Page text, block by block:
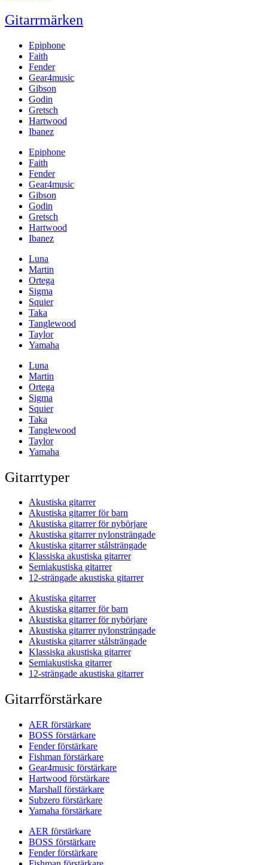
Gitarrmärken
Epiphone
Faith
Fender
Gear4music
Gibson
Godin
Gretsch
Hartwood
Ibanez
Epiphone
Faith
Fender
Gear4music
Gibson
Godin
Gretsch
Hartwood
Ibanez
Luna
Martin
Ortega
Sigma
Squier
Taka
Tanglewood
Taylor
Yamaha
Luna
Martin
Ortega
Sigma
Squier
Taka
Tanglewood
Taylor
Yamaha
Gitarrtyper
Akustiska gitarrer
Akustiska gitarrer för barn
Akustiska gitarrer för nybörjare
Akustiska gitarrer nylonsträngade
Akustiska gitarrer stålsträngade
Klassiska akustiska gitarrer
Semiakustiska gitarrer
12-strängade akustiska gitarrer
Akustiska gitarrer
Akustiska gitarrer för barn
Akustiska gitarrer för nybörjare
Akustiska gitarrer nylonsträngade
Akustiska gitarrer stålsträngade
Klassiska akustiska gitarrer
Semiakustiska gitarrer
12-strängade akustiska gitarrer
Gitarrförstärkare
AER förstärkare
BOSS förstärkare
Fender förstärkare
Fishman förstärkare
Gear4music förstärkare
Hartwood förstärkare
Marshall förstärkare
Subzero förstärkare
Yamaha förstärkare
AER förstärkare
BOSS förstärkare
Fender förstärkare